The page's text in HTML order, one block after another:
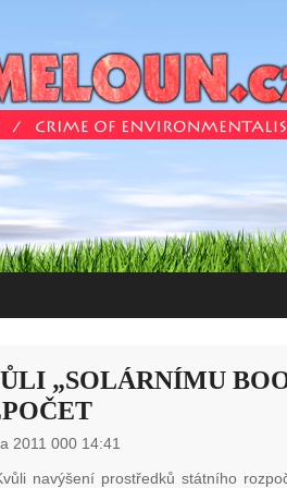
„SOLÁRNÍMU
2011 000 14:41
navýšení prostředků státního